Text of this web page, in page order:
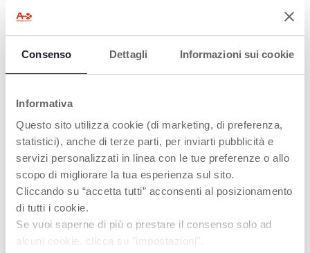
Consenso Dettagli Informazioni sui cookie
Informativa
Questo sito utilizza cookie (di marketing, di preferenza,
statistici), anche di terze parti, per inviarti pubblicità e
servizi personalizzati in linea con le tue preferenze o allo
scopo di migliorare la tua esperienza sul sito.
Cliccando su “accetta tutti” acconsenti al posizionamento
di tutti i cookie.
Se vuoi saperne di più o prestare il consenso solo ad
alcuni cookie, clicca su "impostazioni".
Facile da trasformare
da primipassi a
cavalcabile, in totale
sicurezza
PRODOTTI CHE POTREBBERO